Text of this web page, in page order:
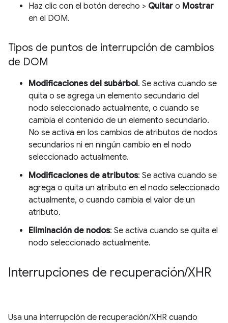
Haz clic con el botón derecho > Quitar o Mostrar
en el DOM.
Tipos de puntos de interrupción de cambios
de DOM
Modificaciones del subárbol. Se activa cuando se
quita o se agrega un elemento secundario del
nodo seleccionado actualmente, o cuando se
cambia el contenido de un elemento secundario.
No se activa en los cambios de atributos de nodos
secundarios ni en ningún cambio en el nodo
seleccionado actualmente.
Modificaciones de atributos: Se activa cuando se
agrega o quita un atributo en el nodo seleccionado
actualmente, o cuando cambia el valor de un
atributo.
Eliminación de nodos: Se activa cuando se quita el
nodo seleccionado actualmente.
Interrupciones de recuperación/XHR
Usa una interrupción de recuperación/XHR cuando